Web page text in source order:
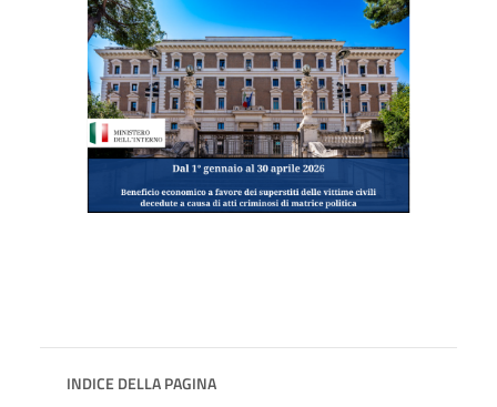
INDICE DELLA PAGINA